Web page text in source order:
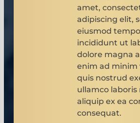
amet,
adipiscing elit,
eiusmod
incididunt ut
dolore magna
enim ad minim
quis nostrud
ullamco laboris
aliquip ex ea
consequat.